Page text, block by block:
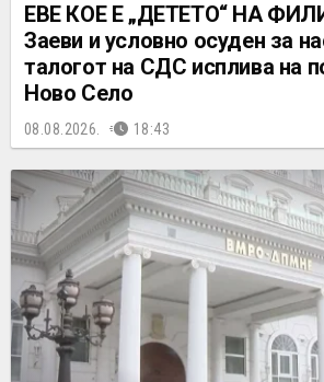
ЕВЕ КОЕ Е „ДЕТЕТО“ НА
Заеви и условно осуден за
талогот на СДС исплива на
Ново Село
08.08.2026. 18:43